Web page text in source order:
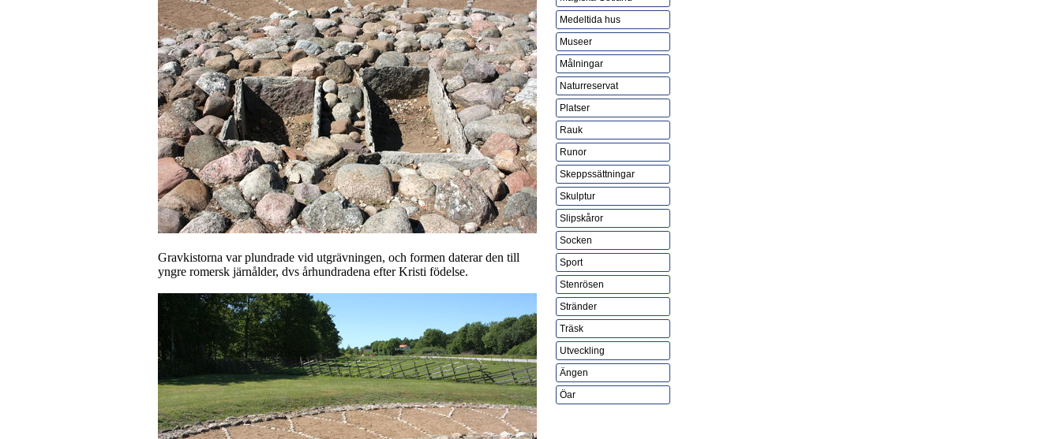
Gravkistorna var plundrade vid utgrävningen, och formen daterar den till
yngre romersk järnålder, dvs århundradena efter Kristi födelse.
Medeltida hus
Museer
Målningar
Naturreservat
Platser
Rauk
Runor
Skeppssättningar
Skulptur
Slipskåror
Socken
Sport
Stenrösen
Stränder
Träsk
Utveckling
Ängen
Öar